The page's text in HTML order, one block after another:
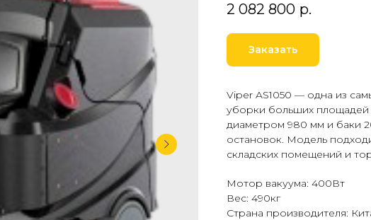
2 082 800 р.
Заказать
Viper AS1050 — одна из
уборки больших площадей
диаметром 980 мм и баки
остановок. Модель
складских помещений и
Мотор вакуума: 400Вт
Вес: 490кг
Страна производителя: